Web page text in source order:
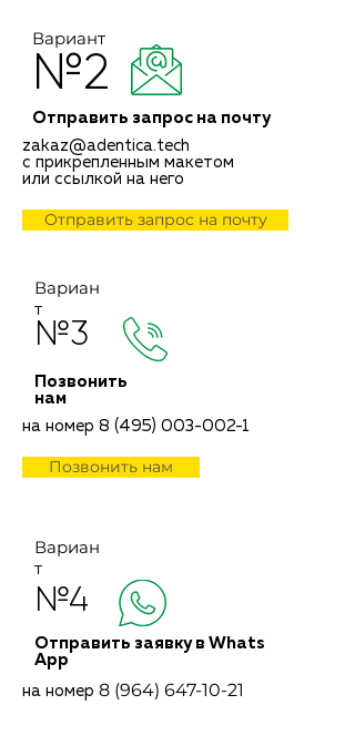
№2
Вариант
Отправить запрос на почту
Позвонить
нам
№3
Вариан
т
Вариан
т
№4
Отправить заявку в Whats
App
на номер 8 (495) 003-002-1
Позвонить нам
Отправить запрос на почту
zakaz@adentica.tech
с прикрепленным макетом
или ссылкой на него
на номер 8 (964) 647-10-21